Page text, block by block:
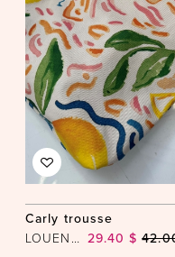
Carly trousse
LOUENHIDE 29.40 $